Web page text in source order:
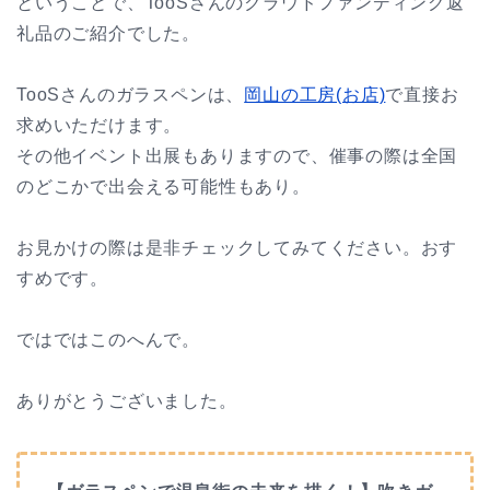
礼品のご紹介でした。
TooSさんのガラスペンは、 岡山の工房(お店)で直接お
求めいただけます。
その他イベント出展もありますので、催事の際は全国
のどこかで出会える可能性もあり。
お見かけの際は是非チェックしてみてください。おす
すめです。
ではではこのへんで。
ありがとうございました。